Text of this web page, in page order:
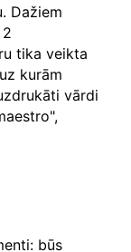
Dažiem
tika veikta
kurām
vārdi
būs